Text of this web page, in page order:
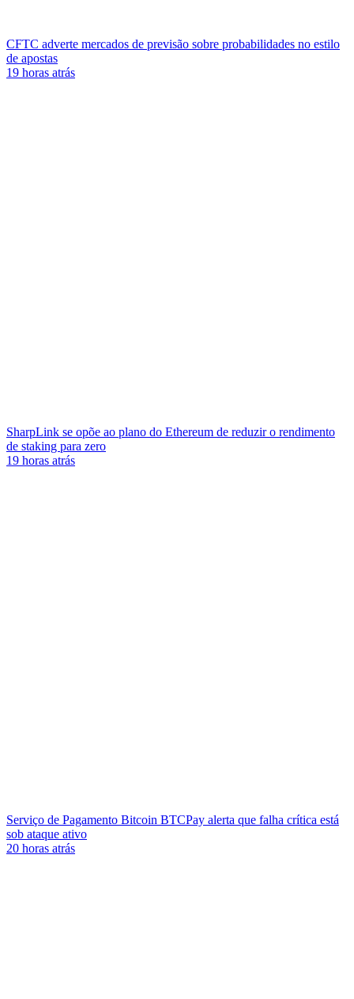
CFTC adverte mercados de previsão sobre probabilidades no estilo
de apostas
19 horas atrás
SharpLink se opõe ao plano do Ethereum de reduzir o rendimento
de staking para zero
19 horas atrás
Serviço de Pagamento Bitcoin BTCPay alerta que falha crítica está
sob ataque ativo
20 horas atrás